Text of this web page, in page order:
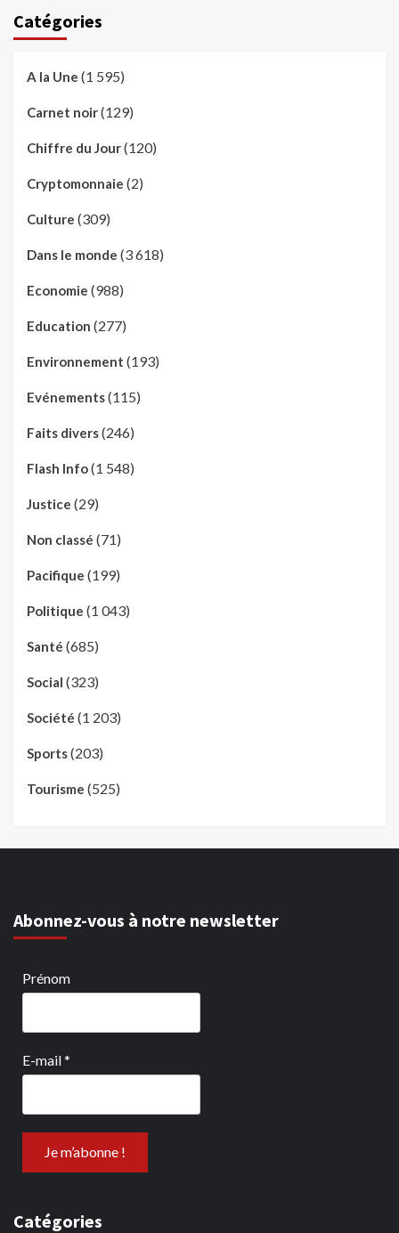
Catégories
A la Une (1 595)
Carnet noir(129)
Chiffre du Jour(120)
Cryptomonnaie (2)
Culture (309)
Dans le monde (3 618)
Economie (988)
Education (277)
Environnement (193)
Evénements(115)
Faits divers(246)
Flash Info(1 548)
Justice (29)
Non classé (71)
Pacifique (199)
Politique (1 043)
Santé (685)
Social (323)
Société (1 203)
Sports(203)
Tourisme (525)
Abonnez-vous à notre newsletter
Prénom
E-mail*
Catégories